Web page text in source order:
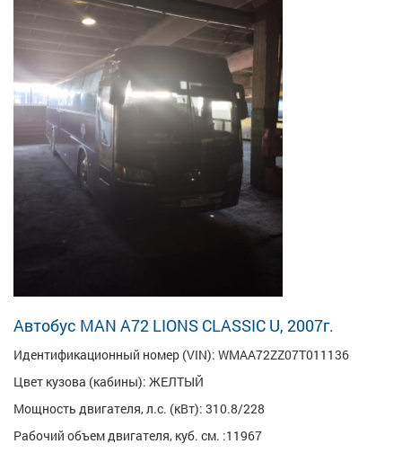
Автобус MAN A72 LIONS CLASSIC U, 2007г.
Идентификационный номер (VIN): WMAA72ZZ07T011136
Цвет кузова (кабины): ЖЕЛТЫЙ
Мощность двигателя, л.с. (кВт): 310.8/228
Рабочий объем двигателя, куб. см. :11967